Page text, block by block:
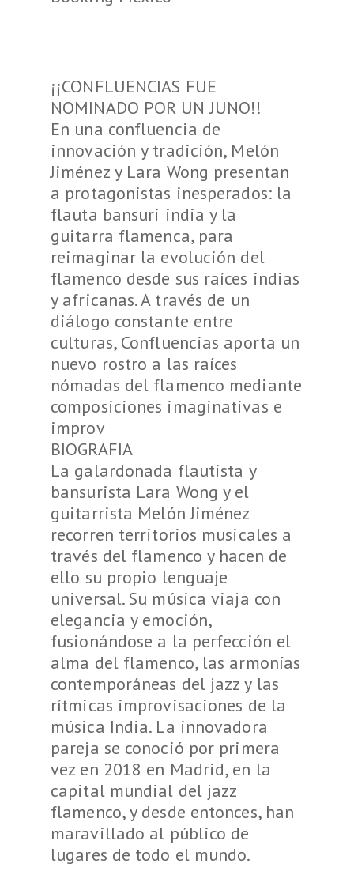
¡¡CONFLUENCIAS FUE
NOMINADO POR UNJUNO!!
En una confluencia de
innovación y tradición, Melón
Jiménez y Lara Wong presentan
a protagonistas inesperados: la
flauta bansuri india y la
guitarra flamenca, para
reimaginar la evolución del
flamenco desde sus raíces indias
y africanas. A través de un
diálogo constante entre
culturas, Confluencias aporta un
nuevo rostro a las raíces
nómadas del flamenco mediante
composiciones imaginativas e
improv
BIOGRAFIA
La galardonada flautista y
bansurista Lara Wong y el
guitarrista Melón Jiménez
recorren territorios musicales a
través del flamenco y hacen de
ello su propio lenguaje
universal. Su música viaja con
elegancia y emoción,
fusionándose a la perfección el
alma del flamenco, las armonías
contemporáneas del jazz y las
rítmicas improvisaciones de la
música India. La innovadora
pareja se conoció por primera
vez en 2018 en Madrid, en la
capital mundial del jazz
flamenco, y desde entonces, han
maravillado al público de
lugares de todo el mundo.